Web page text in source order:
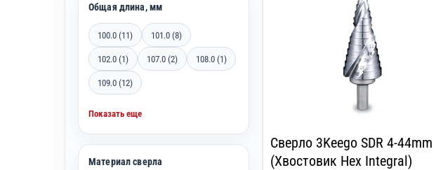
Общая длина, мм
100.0 (11) 101.0 (8)
102.0 (1) 107.0 (2) 108.0 (1)
109.0 (12)
Показать еще
Материал сверла
Сверло 3Keego SDR 4-44mm
(Хвостовик Hex Integral)